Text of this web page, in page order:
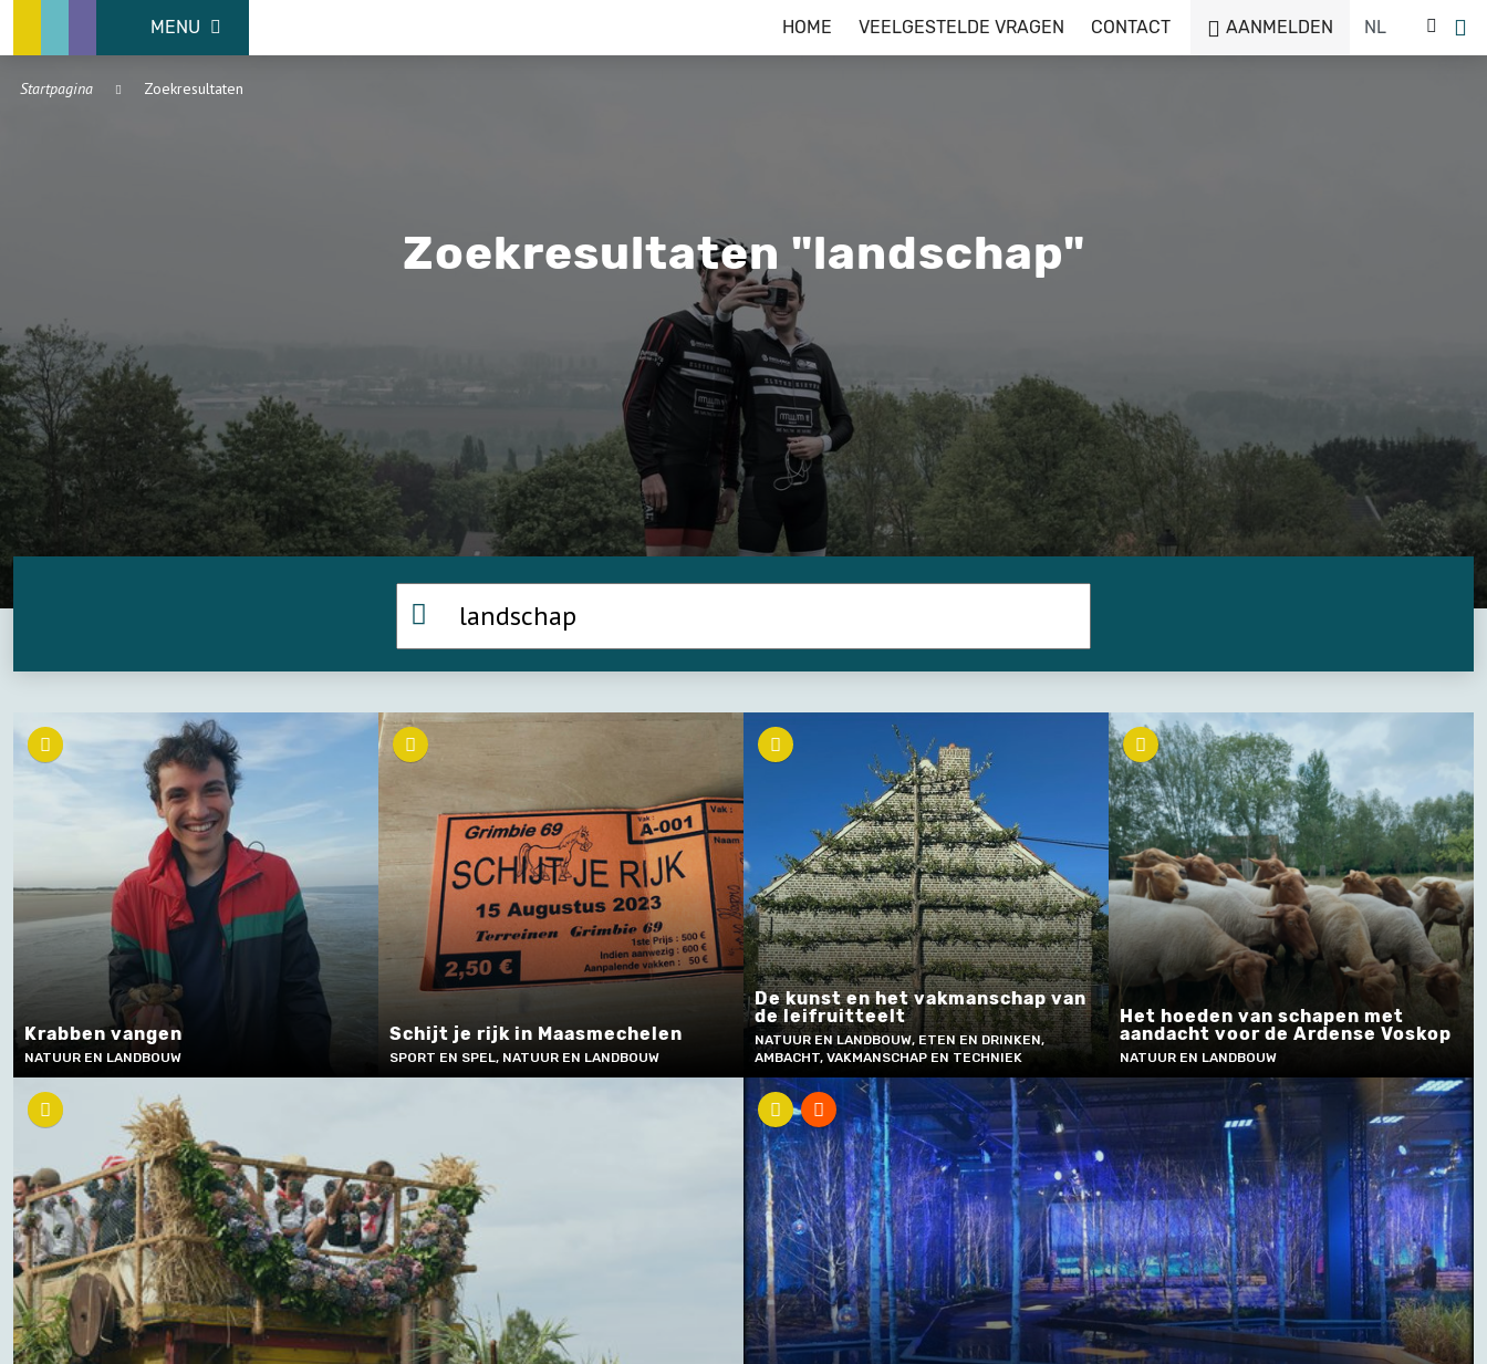
MENU HOME VEELGESTELDE VRAGEN CONTACT AANMELDEN
Startpagina Zoekresultaten
Zoekresultaten "landschap"
Krabben vangen
NATUUR EN LANDBOUW
Schijt je rijk in Maasmechelen
SPORT EN SPEL, NATUUR EN LANDBOUW
De kunst en het vakmanschap van
de leifruitteelt
NATUUR EN LANDBOUW, ETEN EN DRINKEN,
AMBACHT, VAKMANSCHAP EN TECHNIEK
Het hoeden van schapen met
aandacht voor de Ardense Voskop
NATUUR EN LANDBOUW